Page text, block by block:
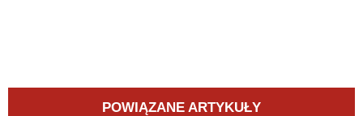
POWIĄZANE ARTYKUŁY